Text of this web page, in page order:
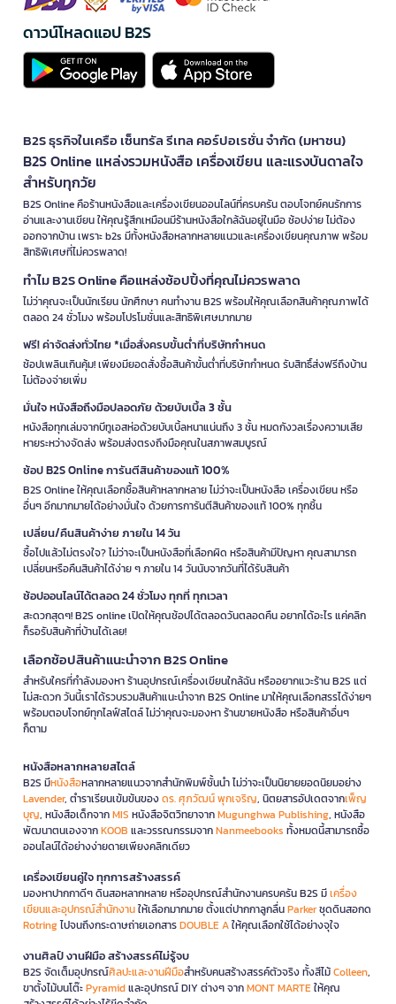
ดาวน์โหลดแอป B2S
B2S ธุรกิจในเครือ เซ็นทรัล รีเทล คอร์ปอเรชั่น จำกัด (มหาชน)
B2S Online แหล่งรวมหนังสือ เครื่องเขียน และแรงบันดาลใจ
สำหรับทุกวัย
B2S Online คือร้านหนังสือและเครื่องเขียนออนไลน์ที่ครบครัน ตอบโจทย์คนรักการ
อ่านและงานเขียน ให้คุณรู้สึกเหมือนมีร้านหนังสือใกล้ฉันอยู่ในมือ ช้อปง่าย ไม่ต้อง
ออกจากบ้าน เพราะ b2s มีทั้งหนังสือหลากหลายแนวและเครื่องเขียนคุณภาพ พร้อม
สิทธิพิเศษที่ไม่ควรพลาด!
ทำไม B2S Online คือแหล่งช้อปปิ้งที่คุณไม่ควรพลาด
ไม่ว่าคุณจะเป็นนักเรียน นักศึกษา คนทำงาน B2S พร้อมให้คุณเลือกสินค้าคุณภาพได้
ตลอด 24 ชั่วโมง พร้อมโปรโมชั่นและสิทธิพิเศษมากมาย
ฟรี! ค่าจัดส่งทั่วไทย *เมื่อสั่งครบขั้นต่ำที่บริษัทกำหนด
ช้อปเพลินเกินคุ้ม! เพียงมียอดสั่งซื้อสินค้าขั้นต่ำที่บริษัทกำหนด รับสิทธิ์ส่งฟรีถึงบ้าน
ไม่ต้องจ่ายเพิ่ม
มั่นใจ หนังสือถึงมือปลอดภัย ด้วยบับเบิ้ล 3 ชั้น
หนังสือทุกเล่มจากบีทูเอสห่อด้วยบับเบิ้ลหนาแน่นถึง 3 ชั้น หมดกังวลเรื่องความเสีย
หายระหว่างจัดส่ง พร้อมส่งตรงถึงมือคุณในสภาพสมบูรณ์
ช้อป B2S Online การันตีสินค้าของแท้ 100%
B2S Online ให้คุณเลือกซื้อสินค้าหลากหลาย ไม่ว่าจะเป็นหนังสือ เครื่องเขียน หรือ
อื่นๆ อีกมากมายได้อย่างมั่นใจ ด้วยการการันตีสินค้าของแท้ 100% ทุกชิ้น
เปลี่ยน/คืนสินค้าง่าย ภายใน 14 วัน
ซื้อไปแล้วไม่ตรงใจ? ไม่ว่าจะเป็นหนังสือที่เลือกผิด หรือสินค้ามีปัญหา คุณสามารถ
เปลี่ยนหรือคืนสินค้าได้ง่าย ๆ ภายใน 14 วันนับจากวันที่ได้รับสินค้า
ช้อปออนไลน์ได้ตลอด 24 ชั่วโมง ทุกที่ ทุกเวลา
สะดวกสุดๆ! B2S online เปิดให้คุณช้อปได้ตลอดวันตลอดคืน อยากได้อะไร แค่คลิก
ก็รอรับสินค้าที่บ้านได้เลย!
เลือกช้อปสินค้าแนะนำจาก B2S Online
สำหรับใครที่กำลังมองหา ร้านอุปกรณ์เครื่องเขียนใกล้ฉัน หรืออยากแวะร้าน B2S แต่
ไม่สะดวก วันนี้เราได้รวบรวมสินค้าแนะนำจาก B2S Online มาให้คุณเลือกสรรได้ง่ายๆ
พร้อมตอบโจทย์ทุกไลฟ์สไตล์ ไม่ว่าคุณจะมองหา ร้านขายหนังสือ หรือสินค้าอื่นๆ
ก็ตาม
หนังสือหลากหลายสไตล์
B2S มีหนังสือหลากหลายแนวจากสำนักพิมพ์ชั้นนำ ไม่ว่าจะเป็นนิยายยอดนิยมอย่าง
Lavender, ตำราเรียนเข้มข้นของดร. ศุภวัฒน์ พุกเจริญ, นิตยสารอัปเดตจากเพ็ญ
บุญ, หนังสือเด็กจากMIS หนังสือจิตวิทยาจากMugunghwa Publishing, หนังสือ
พัฒนาตนเองจากKOOB และวรรณกรรมจากNanmeebooks ทั้งหมดนี้สามารถซื้อ
ออนไลน์ได้อย่างง่ายดายเพียงคลิกเดียว
เครื่องเขียนคู่ใจ ทุกการสร้างสรรค์
มองหาปากกาดีๆ ดินสอหลากหลาย หรืออุปกรณ์สำนักงานครบครัน B2S มีเครื่อง
เขียนและอุปกรณ์สำนักงานให้เลือกมากมาย ตั้งแต่ปากกาลูกลื่นParkerชุดดินสอกด
Rotringไปจนถึงกระดาษถ่ายเอกสารDOUBLE Aให้คุณเลือกใช้ได้อย่างจุใจ
งานศิลป์ งานฝีมือ สร้างสรรค์ไม่รู้จบ
B2S จัดเต็มอุปกรณ์ศิลปะและงานฝีมือสำหรับคนสร้างสรรค์ตัวจริง ทั้งสีไม้Colleen,
ขาตั้งไม้บนโต๊ะPyramidและอุปกรณ์ DIY ต่างๆ จากMONT MARTEให้คุณ